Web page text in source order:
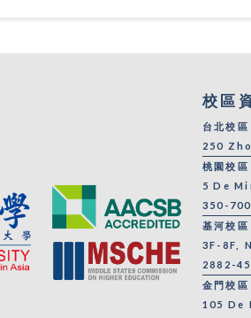
校區
台北校
250
桃園校
5 De
350-
基河校
3F-8F,
2882-
金門校
105 De